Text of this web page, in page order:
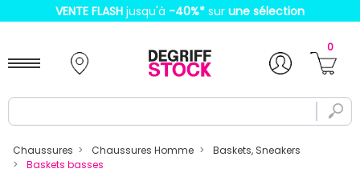
VENTE FLASH jusqu'à -40%* sur une sélection
0
Chaussures Chaussures Homme
Baskets, Sneakers
Baskets basses